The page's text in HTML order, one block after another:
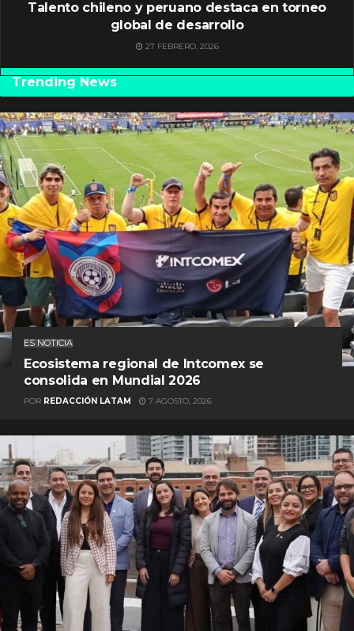
Talento chileno y peruano destaca en torneo
global de desarrollo
27 FEBRERO, 2026
Trending News
ES NOTICIA
Ecosistema regional de Intcomex se
consolida en Mundial 2026
POR REDACCIÓN LATAM 7 AGOSTO, 2026